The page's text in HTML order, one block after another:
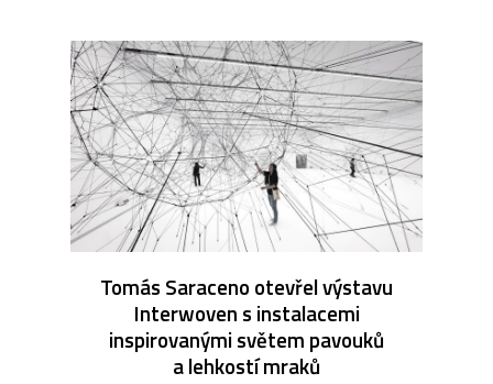
Tomás Saraceno otevřel výstavu
Interwoven s instalacemi
inspirovanými světem pavouků
a lehkostí mraků